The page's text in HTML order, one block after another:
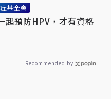
基金會
起預防HPV，才有資格
Recommended by